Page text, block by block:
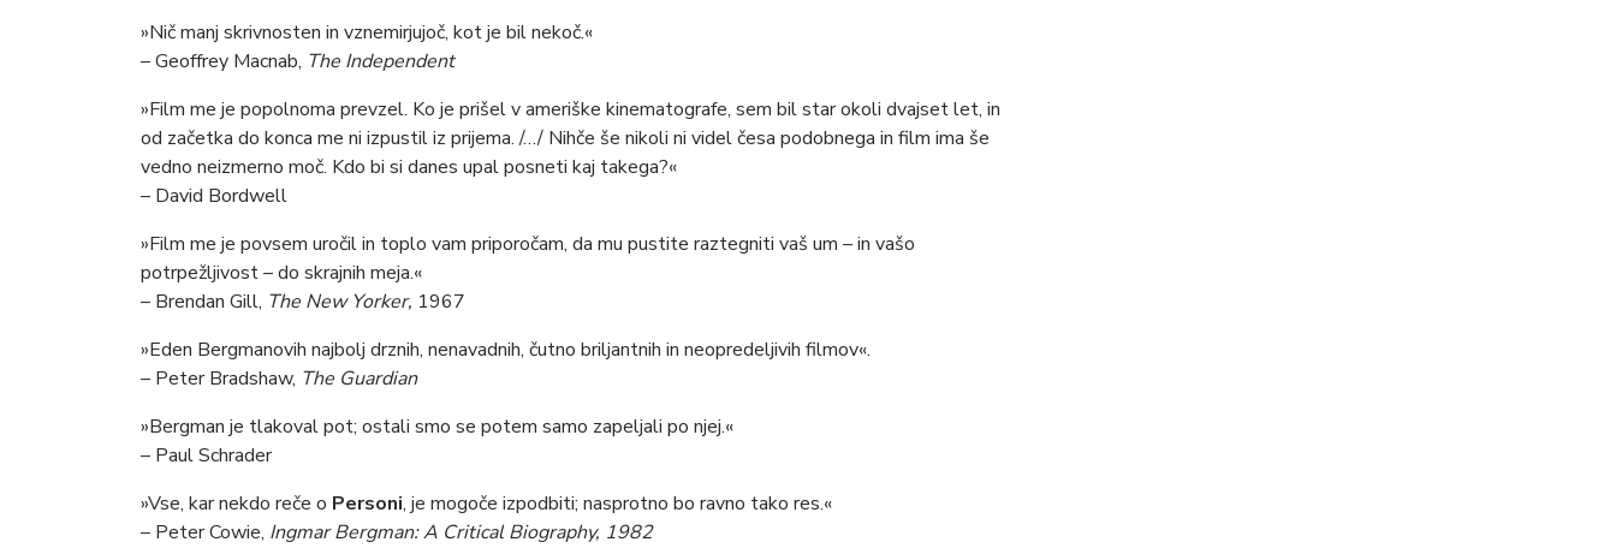
»Nič manj skrivnosten in vznemirjujoč, kot je bil nekoč.«
– Geoffrey Macnab, The Independent
»Film me je popolnoma prevzel. Ko je prišel v ameriške kinematografe, sem bil star okoli dvajset let, in
od začetka do konca me ni izpustil iz prijema. /…/ Nihče še nikoli ni videl česa podobnega in film ima še
vedno neizmerno moč. Kdo bi si danes upal posneti kaj takega?«
– David Bordwell
»Film me je povsem uročil in toplo vam priporočam, da mu pustite raztegniti vaš um – in vašo
potrpežljivost – do skrajnih meja.«
– Brendan Gill, The New Yorker, 1967
»Eden Bergmanovih najbolj drznih, nenavadnih, čutno briljantnih in neopredeljivih filmov«.
– Peter Bradshaw, The Guardian
»Bergman je tlakoval pot; ostali smo se potem samo zapeljali po njej.«
– Paul Schrader
»Vse, kar nekdo reče o Personi, je mogoče izpodbiti; nasprotno bo ravno tako res.«
– Peter Cowie, Ingmar Bergman: A Critical Biography, 1982